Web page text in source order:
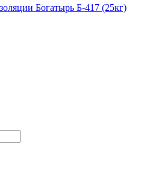
Богатырь Б-417 (25кг)